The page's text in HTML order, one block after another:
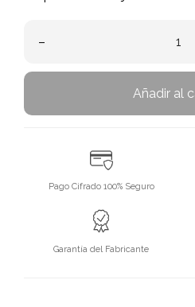
–
Añadir al
Pago Cifrado 100% Seguro
Garantía del Fabricante